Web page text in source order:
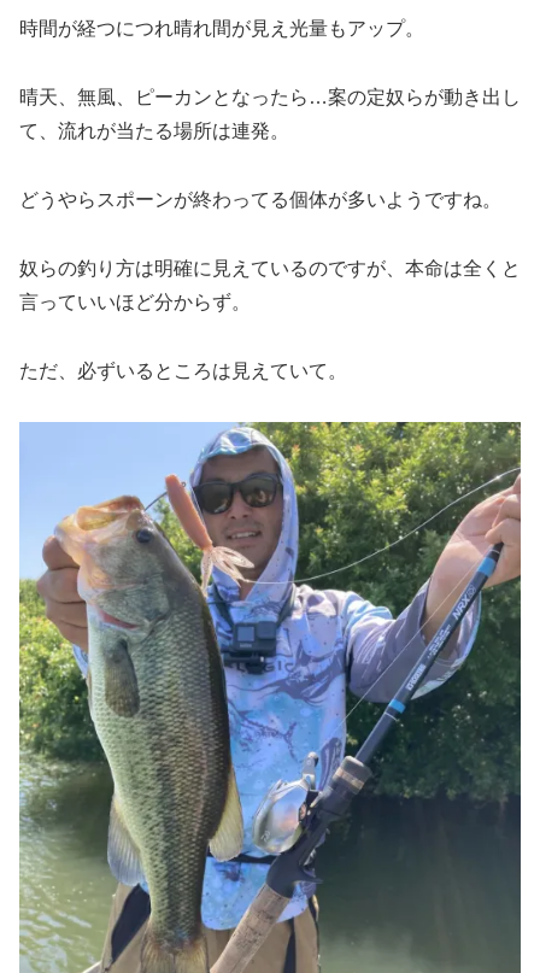
時間が経つにつれ晴れ間が見え光量もアップ。
晴天、無風、ピーカンとなったら…案の定奴らが動き出し
て、流れが当たる場所は連発。
どうやらスポーンが終わってる個体が多いようですね。
奴らの釣り方は明確に見えているのですが、本命は全くと
言っていいほど分からず。
ただ、必ずいるところは見えていて。